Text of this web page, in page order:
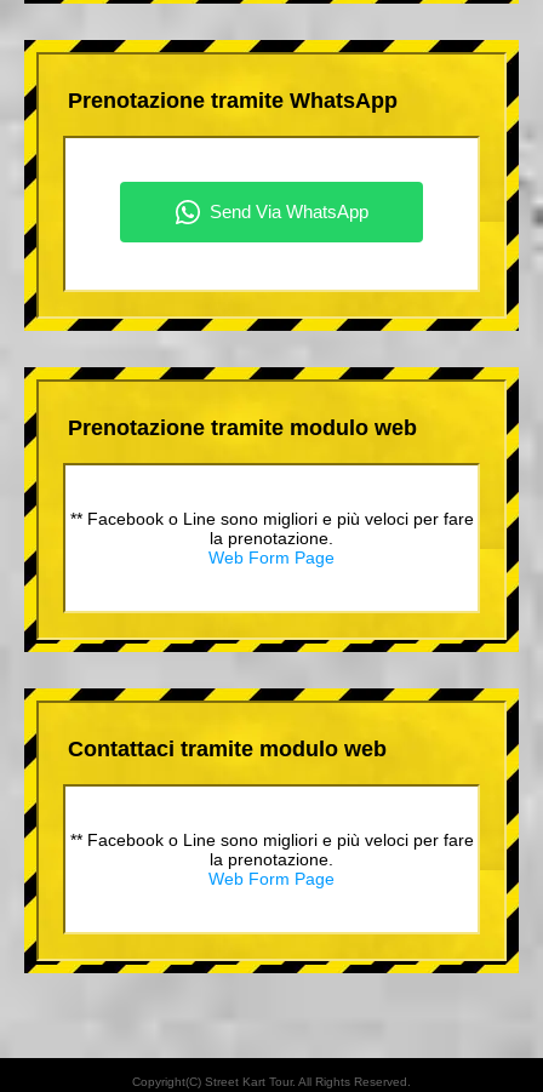
Prenotazione tramite WhatsApp
Prenotazione tramite modulo web
** Facebook o Line sono migliori e più veloci per fare
la prenotazione.
Web Form Page
Contattaci tramite modulo web
** Facebook o Line sono migliori e più veloci per fare
la prenotazione.
Web Form Page
Copyright(C) Street Kart Tour. All Rights Reserved.